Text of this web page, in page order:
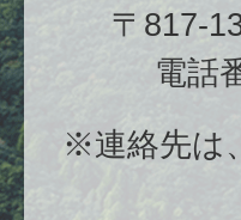
〒817-
電話
※連絡先は